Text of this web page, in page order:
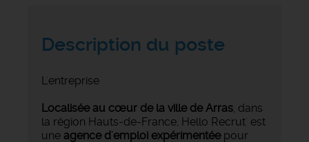
Description du poste
L'entreprise
Localisée au cœur de la ville de Arras , dans
la région Hauts-de-France, Hello Recrut' est
une agence d'emploi expérimentéepour